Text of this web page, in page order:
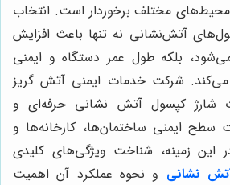
مختلف برخوردار است. انتخاب
آتش‌نشانی نه تنها باعث افزایش
بلکه طول عمر دستگاه و ایمنی
می‌کند. شرکت خدمات ایمنی آتش گریز
شارژ کپسول آتش نشانی حرفه‌ای و
سطح ایمنی ساختمان‌ها، کارخانه‌ها و
این زمینه، شناخت ویژگی‌های کلیدی
نشانی و نحوه عملکرد آن اهمیت